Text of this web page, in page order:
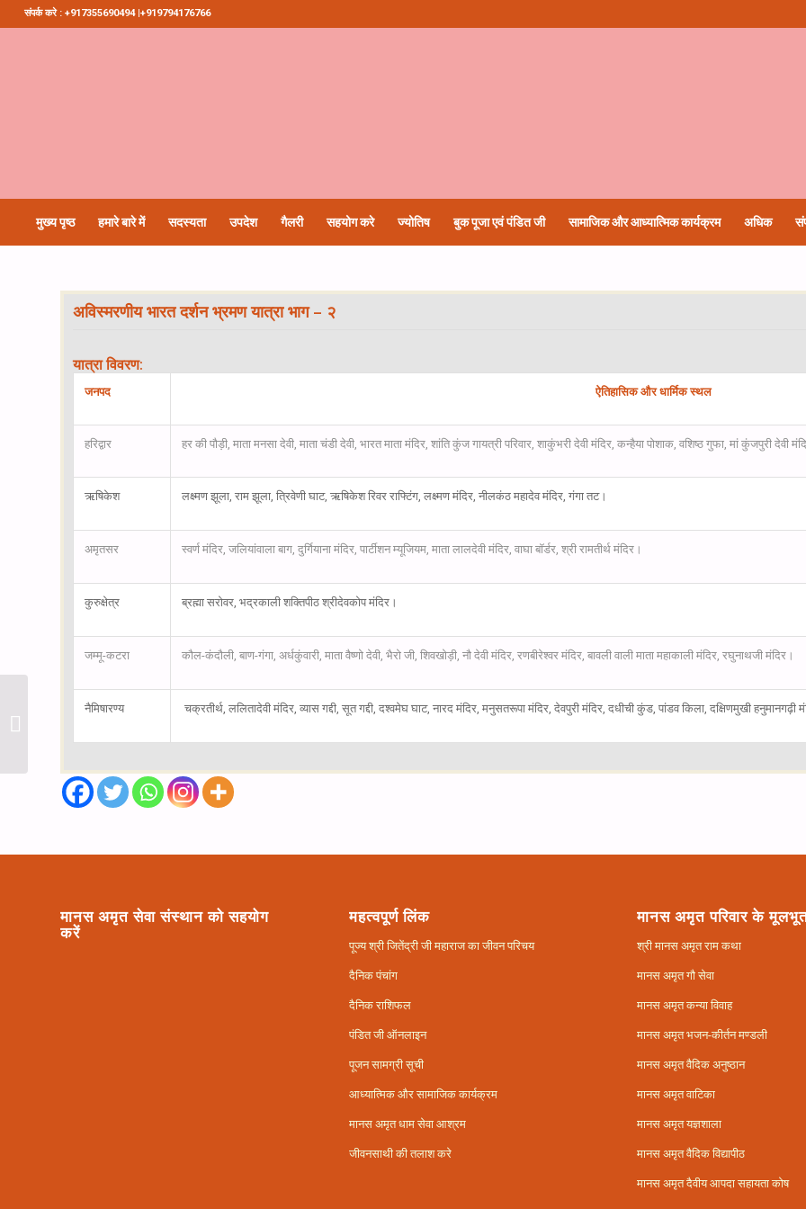
संपर्क करे : +917355690494 |+919794176766
मुख्य पृष्ठ हमारे बारे में सदस्यता उपदेश गैलरी सहयोग करे ज्योतिष बुक पूजा एवं पंडित जी सामाजिक और आध्यात्मिक कार्यक्रम अधिक
अविस्मरणीय भारत दर्शन भ्रमण यात्रा भाग – २
यात्रा विवरण:
जनपद ऐतिहासिक और धार्मिक स्थल
हरिद्वार हर की पौड़ी, माता मनसा देवी, माता चंडी देवी, भारत माता मंदिर, शांति कुंज गायत्री परिवार, शाकुंभरी देवी मंदिर, कन्हैया पोशाक, वशिष्ठ गुफा, मां कुंजपुरी देवी
ऋषिकेश लक्ष्मण झूला, राम झूला, त्रिवेणी घाट, ऋषिकेश रिवर राफ्टिंग, लक्ष्मण मंदिर, नीलकंठ महादेव मंदिर, गंगा तट।
अमृतसर स्वर्ण मंदिर, जलियांवाला बाग, दुर्गियाना मंदिर, पार्टीशन म्यूजियम, माता लालदेवी मंदिर, वाघा बॉर्डर, श्री रामतीर्थ मंदिर।
कुरुक्षेत्र ब्रह्मा सरोवर, भद्रकाली शक्तिपीठ श्रीदेवकोप मंदिर।
जम्मू-कटरा कौल-कंदौली, बाण-गंगा, अर्धकुंवारी, माता वैष्णो देवी, भैरो जी, शिवखोड़ी, नौ देवी मंदिर, रणबीरेश्वर मंदिर, बावली वाली माता महाकाली मंदिर, रघुनाथजी मंदिर।
नैमिषारण्य चक्रतीर्थ, ललितादेवी मंदिर, व्यास गद्दी, सूत गद्दी, दश्वमेघ घाट, नारद मंदिर, मनुसतरूपा मंदिर, देवपुरी मंदिर, दधीची कुंड, पांडव किला, दक्षिणमुखी हनुमानगढ़ी
मानस अमृत सेवा संस्थान को सहयोग
करें
महत्वपूर्ण लिंक
पूज्य श्री जितेंद्री जी महाराज का जीवन परिचय
दैनिक पंचांग
दैनिक राशिफल
पंडित जी ऑनलाइन
पूजन सामग्री सूची
आध्यात्मिक और सामाजिक कार्यक्रम
मानस अमृत धाम सेवा आश्रम
जीवनसाथी की तलाश करे
मानस अमृत परिवार के मूलभूत
श्री मानस अमृत राम कथा
मानस अमृत गौ सेवा
मानस अमृत कन्या विवाह
मानस अमृत भजन-कीर्तन मण्डली
मानस अमृत वैदिक अनुष्ठान
मानस अमृत वाटिका
मानस अमृत यज्ञशाला
मानस अमृत वैदिक विद्यापीठ
मानस अमृत दैवीय आपदा सहायता कोष